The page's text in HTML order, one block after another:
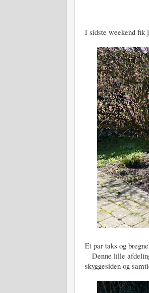
I sidste weekend fik
Et par taks og
Denne lille
skyggesiden og